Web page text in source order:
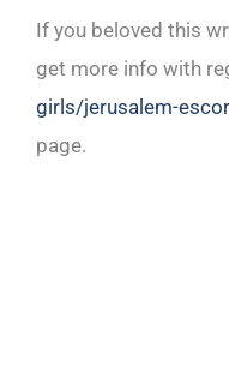
If you beloved this
get more info with
girls/jerusalem-
page.